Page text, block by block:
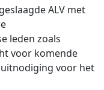
ALV met
leden zoals
voor komende
uitnodiging voor het